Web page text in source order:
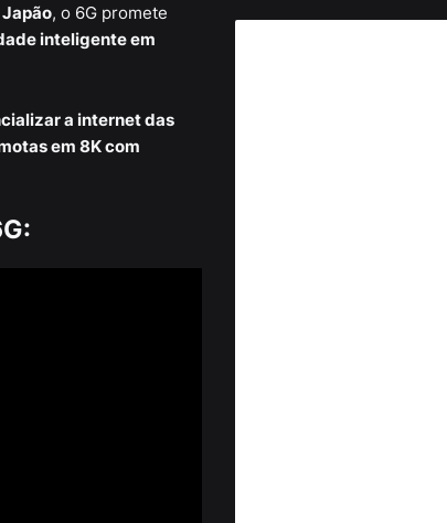
, o 6G promete
inteligente em
a internet das
em 8K com